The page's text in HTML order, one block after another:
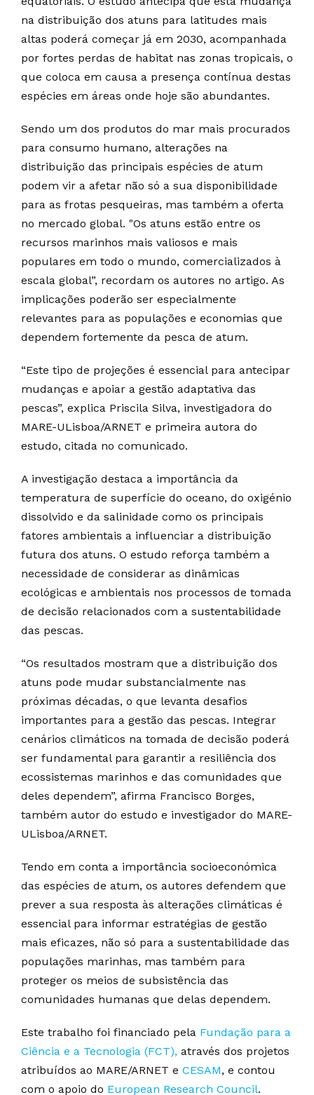
na distribuição dos atuns para latitudes mais
altas poderá começar já em 2030, acompanhada
por fortes perdas de habitat nas zonas tropicais, o
que coloca em causa a presença contínua destas
espécies em áreas onde hoje são abundantes.
Sendo um dos produtos do mar mais procurados
para consumo humano, alterações na
distribuição das principais espécies de atum
podem vir a afetar não só a sua disponibilidade
para as frotas pesqueiras, mas também a oferta
no mercado global. "Os atuns estão entre os
recursos marinhos mais valiosos e mais
populares em todo o mundo, comercializados à
escala global”, recordam os autores no artigo. As
implicações poderão ser especialmente
relevantes para as populações e economias que
dependem fortemente da pesca de atum.
“Este tipo de projeções é essencial para antecipar
mudanças e apoiar a gestão adaptativa das
pescas”, explica Priscila Silva, investigadora do
MARE-ULisboa/ARNET e primeira autora do
estudo, citada no comunicado.
A investigação destaca a importância da
temperatura de superfície do oceano, do oxigénio
dissolvido e da salinidade como os principais
fatores ambientais a influenciar a distribuição
futura dos atuns. O estudo reforça também a
necessidade de considerar as dinâmicas
ecológicas e ambientais nos processos de tomada
de decisão relacionados com a sustentabilidade
das pescas.
“Os resultados mostram que a distribuição dos
atuns pode mudar substancialmente nas
próximas décadas, o que levanta desafios
importantes para a gestão das pescas. Integrar
cenários climáticos na tomada de decisão poderá
ser fundamental para garantir a resiliência dos
ecossistemas marinhos e das comunidades que
deles dependem”, afirma Francisco Borges,
também autor do estudo e investigador do MARE-
ULisboa/ARNET.
Tendo em conta a importância socioeconómica
das espécies de atum, os autores defendem que
prever a sua resposta às alterações climáticas é
essencial para informar estratégias de gestão
mais eficazes, não só para a sustentabilidade das
populações marinhas, mas também para
proteger os meios de subsistência das
comunidades humanas que delas dependem.
Este trabalho foi financiado pela Fundação para a
Ciência e a Tecnologia (FCT), através dos projetos
atribuídos ao MARE/ARNET e CESAM, e contou
com o apoio do European Research Council.